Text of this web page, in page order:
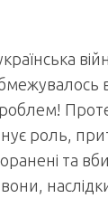
роль,
та